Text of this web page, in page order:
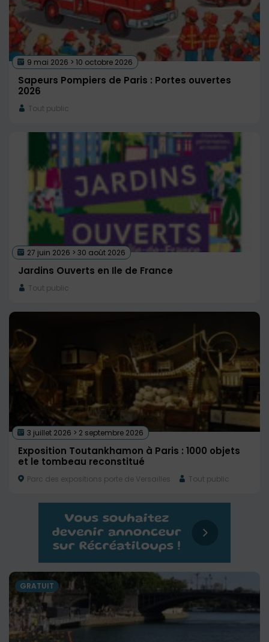
9 mai 2026 > 10 octobre 2026
Sapeurs Pompiers de Paris : Portes ouvertes
2026
Tout public
27 juin 2026 > 30 août 2026
Jardins Ouverts en Ile de France
Tout public
3 juillet 2026 > 2 septembre 2026
Exposition Toutankhamon à Paris : 1000 objets
et le tombeau reconstitué
Parc des expositions porte de Versailles Tout public
GRATUIT